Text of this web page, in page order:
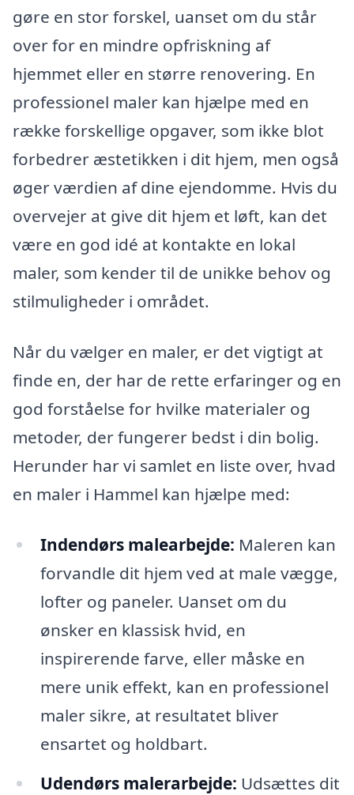
gøre en stor forskel, uanset om du står
over for en mindre opfriskning af
hjemmet eller en større renovering. En
professionel maler kan hjælpe med en
række forskellige opgaver, som ikke blot
forbedrer æstetikken i dit hjem, men også
øger værdien af dine ejendomme. Hvis du
overvejer at give dit hjem et løft, kan det
være en god idé at kontakte en lokal
maler, som kender til de unikke behov og
stilmuligheder i området.
Når du vælger en maler, er det vigtigt at
finde en, der har de rette erfaringer og en
god forståelse for hvilke materialer og
metoder, der fungerer bedst i din bolig.
Herunder har vi samlet en liste over, hvad
en maler i Hammel kan hjælpe med:
Indendørs malearbejde: Maleren kan
forvandle dit hjem ved at male vægge,
lofter og paneler. Uanset om du
ønsker en klassisk hvid, en
inspirerende farve, eller måske en
mere unik effekt, kan en professionel
maler sikre, at resultatet bliver
ensartet og holdbart.
Udendørs malerarbejde: Udsættes dit